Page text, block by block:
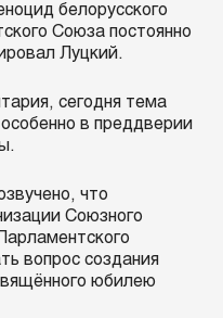
белорусского
Союза постоянно
Луцкий.
сегодня тема
в преддверии
что
Союзного
вопрос создания
юбилею